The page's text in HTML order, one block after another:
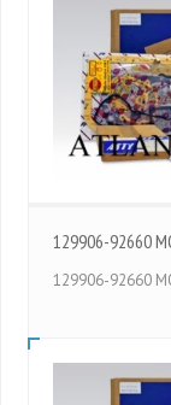
129906-92660
129906-92660